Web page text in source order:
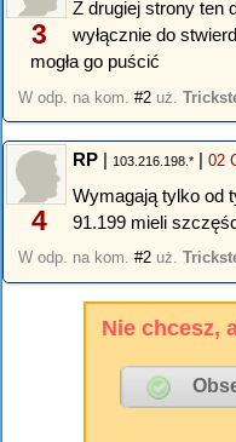
3
Z drugiej strony ten
wyłącznie do
mogła go puścić
W odp. na kom. #2 uż.
4
RP | 103.216.198.* | 02
Wymagają tylko od
91.199 mieli
W odp. na kom. #2 uż.
Nie chcesz,